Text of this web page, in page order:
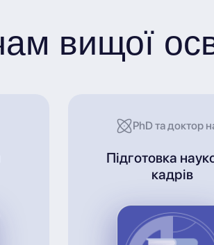
вищої
PhD та доктор
Підготовка
кадрів